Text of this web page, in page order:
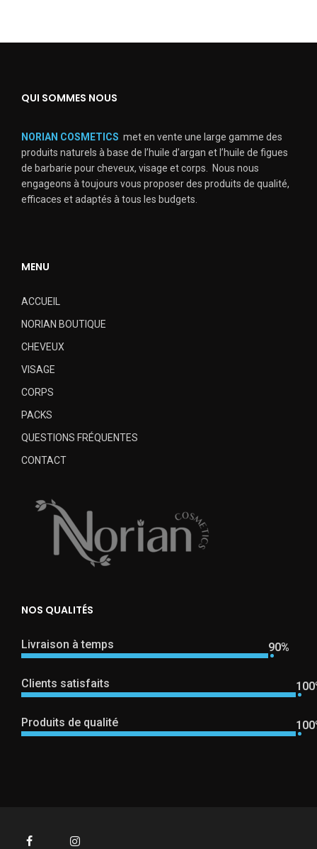
QUI SOMMES NOUS
NORIAN COSMETICS met en vente une large gamme des
produits naturels à base de l’huile d’argan et l’huile de figues
de barbarie pour cheveux, visage et corps. Nous nous
engageons à toujours vous proposer des produits de qualité,
efficaces et adaptés à tous les budgets.
MENU
ACCUEIL
NORIAN BOUTIQUE
CHEVEUX
VISAGE
CORPS
PACKS
QUESTIONS FRÉQUENTES
CONTACT
NOS QUALITÉS
Livraison à temps 90%
Clients satisfaits
Produits de qualité